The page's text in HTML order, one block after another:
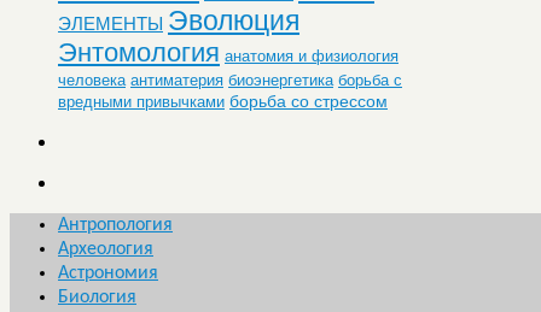
ЭЛЕМЕНТЫ Эволюция
Энтомология анатомия и физиология
человека антиматерия биоэнергетика борьба с
вредными привычками борьба со стрессом
Антропология
Археология
Астрономия
Биология